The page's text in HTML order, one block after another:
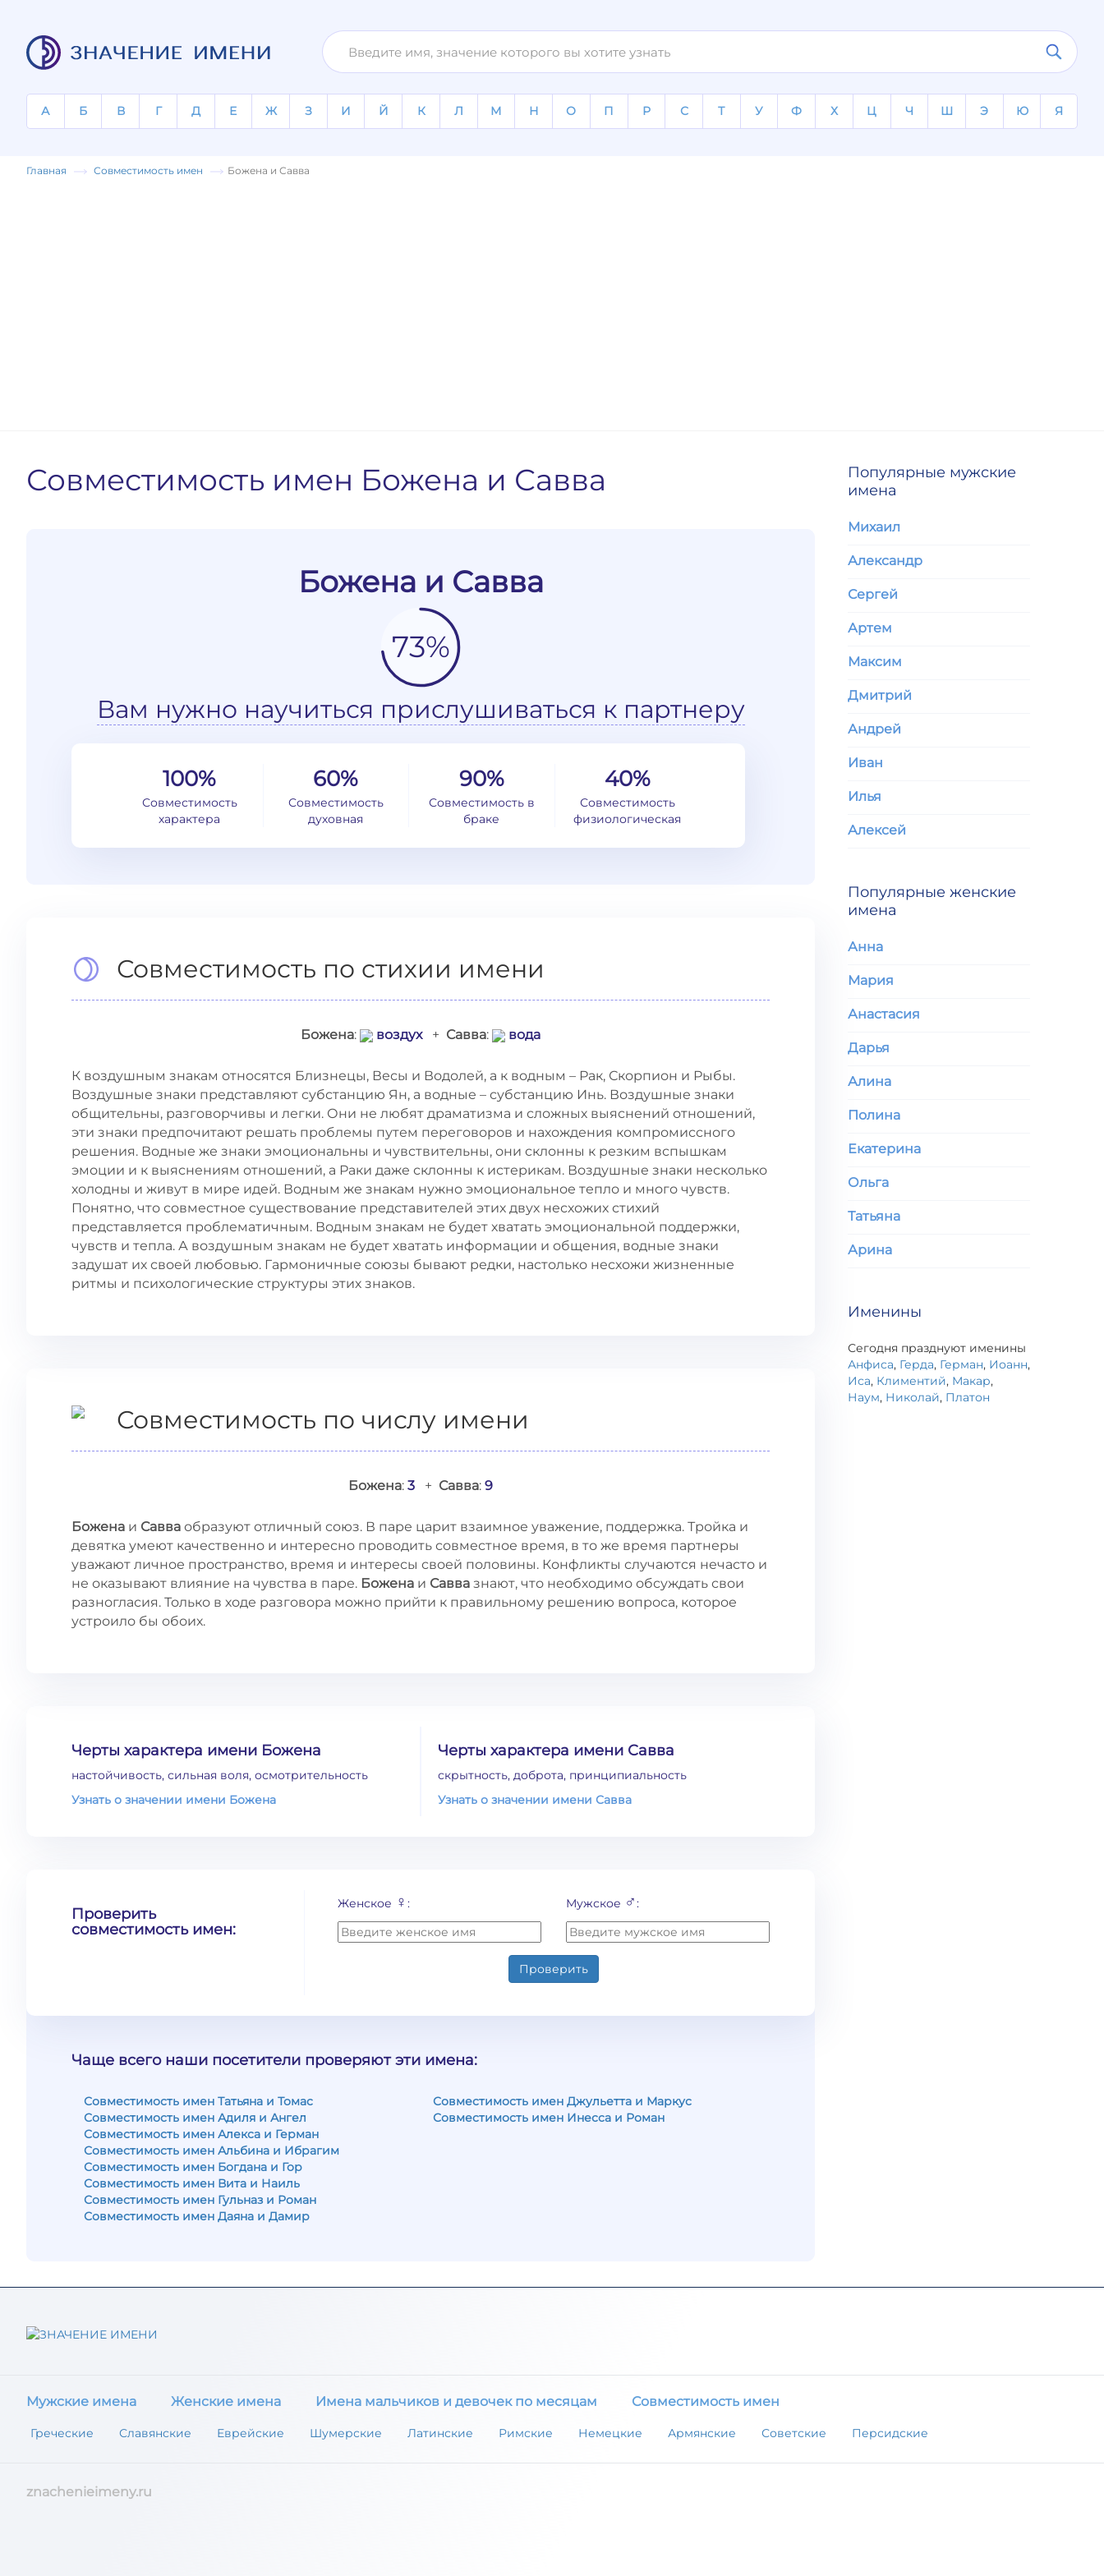
А Б В Г Д Е Ж З И Й К Л М Н О П Р С Т У Ф Х Ц Ч Ш Э Ю Я
Главная Совместимость имен Божена и Савва
Совместимость имен Божена и Савва
Божена и Савва
73%
Вам нужно научиться прислушиваться к партнеру
100%
Совместимость
характера
60%
Совместимость
духовная
90%
Совместимость в
браке
40%
Совместимость
физиологическая
Совместимость по стихии имени
Божена: воздух+ Савва: вода
К воздушным знакам относятся Близнецы, Весы и Водолей, а к водным – Рак, Скорпион и Рыбы.
Воздушные знаки представляют субстанцию Ян, а водные – субстанцию Инь. Воздушные знаки
общительны, разговорчивы и легки. Они не любят драматизма и сложных выяснений отношений,
эти знаки предпочитают решать проблемы путем переговоров и нахождения компромиссного
решения. Водные же знаки эмоциональны и чувствительны, они склонны к резким вспышкам
эмоции и к выяснениям отношений, а Раки даже склонны к истерикам. Воздушные знаки несколько
холодны и живут в мире идей. Водным же знакам нужно эмоциональное тепло и много чувств.
Понятно, что совместное существование представителей этих двух несхожих стихий
представляется проблематичным. Водным знакам не будет хватать эмоциональной поддержки,
чувств и тепла. А воздушным знакам не будет хватать информации и общения, водные знаки
задушат их своей любовью. Гармоничные союзы бывают редки, настолько несхожи жизненные
ритмы и психологические структуры этих знаков.
Совместимость по числу имени
Божена: 3 + Савва: 9
Божена и Савва образуют отличный союз. В паре царит взаимное уважение, поддержка. Тройка и
девятка умеют качественно и интересно проводить совместное время, в то же время партнеры
уважают личное пространство, время и интересы своей половины. Конфликты случаются нечасто и
не оказывают влияние на чувства в паре. Божена и Савва знают, что необходимо обсуждать свои
разногласия. Только в ходе разговора можно прийти к правильному решению вопроса, которое
устроило бы обоих.
Черты характера имени Божена
настойчивость, сильная воля, осмотрительность
Узнать о значении имени Божена
Черты характера имени Савва
скрытность, доброта, принципиальность
Узнать о значении имени Савва
Проверить
совместимость имен:
Женское ♀: Мужское ♂:
Проверить
Чаще всего наши посетители проверяют эти имена:
Совместимость имен Татьяна и Томас
Совместимость имен Адиля и Ангел
Совместимость имен Алекса и Герман
Совместимость имен Альбина и Ибрагим
Совместимость имен Богдана и Гор
Совместимость имен Вита и Наиль
Совместимость имен Гульназ и Роман
Совместимость имен Даяна и Дамир
Совместимость имен Джульетта и Маркус
Совместимость имен Инесса и Роман
Популярные мужские
имена
Михаил
Александр
Сергей
Артем
Максим
Дмитрий
Андрей
Иван
Илья
Алексей
Популярные женские
имена
Анна
Мария
Анастасия
Дарья
Алина
Полина
Екатерина
Ольга
Татьяна
Арина
Именины
Сегодня празднуют именины
Анфиса, Герда, Герман, Иоанн,
Иса, Климентий, Макар,
Наум, Николай, Платон
Мужские имена Женские имена Имена мальчиков и девочек по месяцам Совместимость имен
Греческие Славянские Еврейские Шумерские Латинские Римские Немецкие Армянские Советские Персидские
znachenieimeny.ru